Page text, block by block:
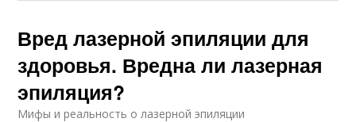
Вред лазерной эпиляции для
здоровья. Вредна ли лазерная
эпиляция?
Мифы и реальность о лазерной эпиляции